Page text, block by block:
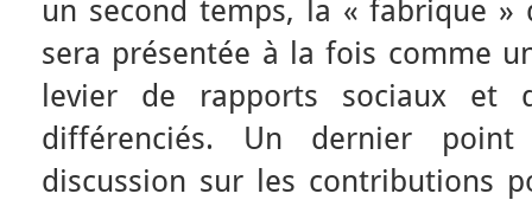
un second temps, la « fabrique »
sera présentée à la fois comme
levier de rapports sociaux et
différenciés. Un dernier
discussion sur les contributions